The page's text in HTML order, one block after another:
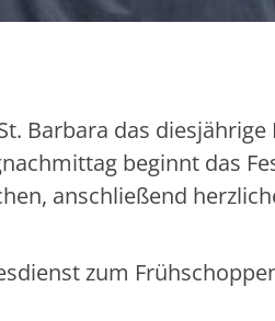
Barbara das
beginnt das
anschließend
zum